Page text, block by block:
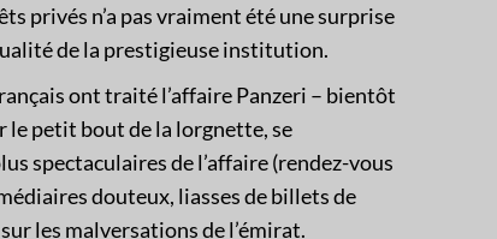
privés n’a pas vraiment été une surprise
de la prestigieuse institution.
ont traité l’affaire Panzeri – bientôt
le petit bout de la lorgnette, se
spectaculaires de l’affaire (rendez-vous
douteux, liasses de billets de
les malversations de l’émirat.